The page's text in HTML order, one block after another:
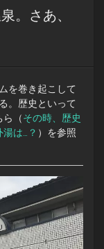
。さあ、
を巻き起こして
。歴史といって
ら（その時、歴史
は…？ ）を参照